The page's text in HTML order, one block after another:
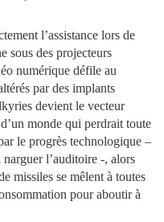
l’assistance lors de
sous des projecteurs
numérique défile au
par des implants
devient le vecteur
monde qui perdrait toute
le progrès technologique –
l’auditoire -, alors
missiles se mêlent à toutes
pour aboutir à